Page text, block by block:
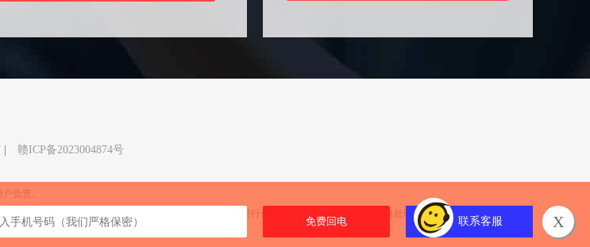
联系客服 X
赣ICP备2023004874号
负责。
，如您发现有侵权内容和任何违法信息，请联系我们进行信息反馈，我们将按照规定严格处理。餐饮商机网温馨提示您：